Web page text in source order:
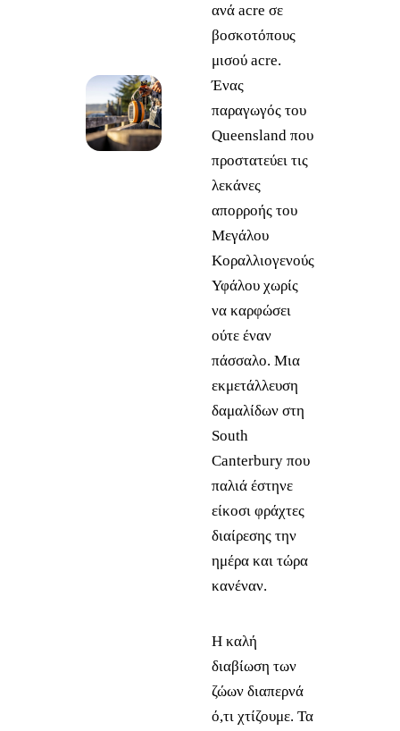
ανά acre σε
βοσκοτόπους
μισού acre.
Ένας
παραγωγός του
Queensland που
προστατεύει τις
λεκάνες
απορροής του
Μεγάλου
Κοραλλιογενούς
Υφάλου χωρίς
να καρφώσει
ούτε έναν
πάσσαλο. Μια
εκμετάλλευση
δαμαλίδων στη
South
Canterbury που
παλιά έστηνε
είκοσι φράχτες
διαίρεσης την
ημέρα και τώρα
κανέναν.
Η καλή
διαβίωση των
ζώων διαπερνά
ό,τι χτίζουμε. Τα